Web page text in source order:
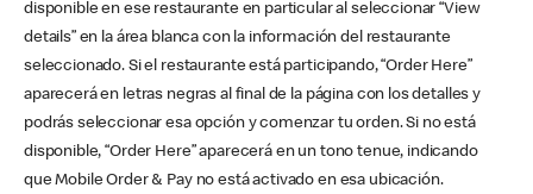
disponible en ese restaurante en particular al seleccionar “View
details” en la área blanca con la información del restaurante
seleccionado. Si el restaurante está participando, “Order Here”
aparecerá en letras negras al final de la página con los detalles y
podrás seleccionar esa opción y comenzar tu orden. Si no está
disponible, “Order Here” aparecerá en un tono tenue, indicando
que Mobile Order & Pay no está activado en esa ubicación.